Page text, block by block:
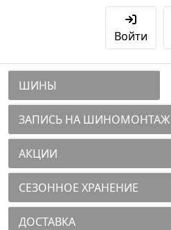
Войти
ШИНЫ
ЗАПИСЬ НА ШИНОМОНТАЖ
АКЦИИ
СЕЗОННОЕ ХРАНЕНИЕ
ДОСТАВКА